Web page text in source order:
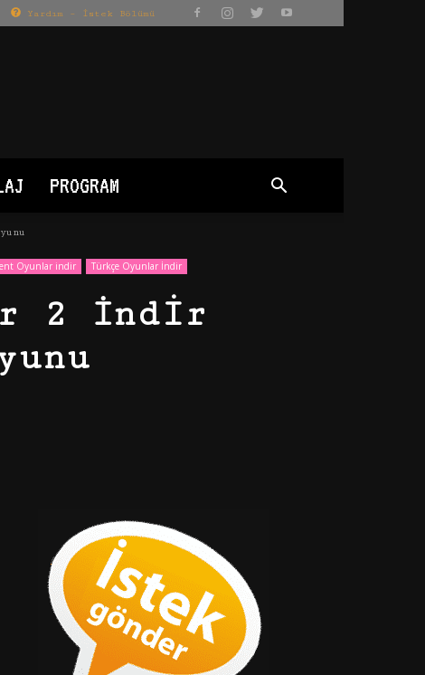
Yardım – İstek Bölümü
PROGRAM
Oyunlar indir Türkçe Oyunlar İndir
2 İndir